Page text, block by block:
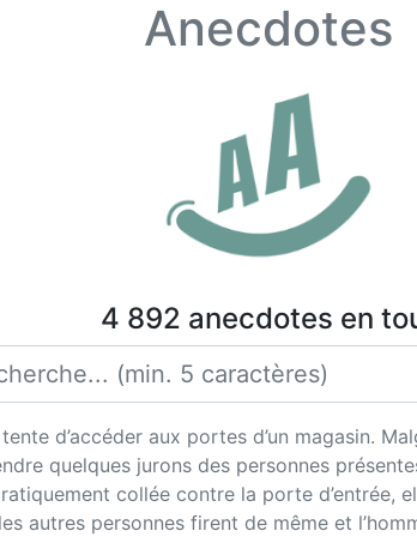
Anecdotes
4 892 anecdotes en
d’accéder aux portes d’un magasin.
quelques jurons des personnes
collée contre la porte d’entrée,
autres personnes firent de même et